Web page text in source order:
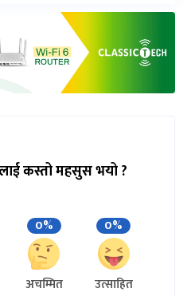
कस्तो महसुस भयो ?
0%
अचम्मित
0%
उत्साहित